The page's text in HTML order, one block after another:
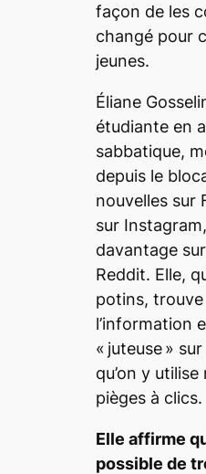
façon de les
changé pour
jeunes.
Éliane
étudiante en
sabbatique,
depuis le
nouvelles sur
sur
davantage
Reddit. Elle,
potins, trouve
l’information
« juteuse »
qu’on y
pièges à clics.
Elle affirme
possible de